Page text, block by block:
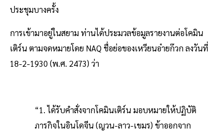
ประชุมบางครั้ง
การเข้ามาอยู่ในสยาม ท่านได้ประมวลข้อมูลรายงานต่อโคมิน
เติร์น ตามจดหมายโดย NAQ ชื่อย่อของเหวียนอ๋ายก๊วก ลงวันที่
18-2-1930 (พ.ศ. 2473) ว่า
“1. ได้รับคำสั่งจากโคมินเติร์น มอบหมายให้ปฏิบัติ
ภารกิจในอินโดจีน (ญวน-ลาว-เขมร) ข้าออกจาก